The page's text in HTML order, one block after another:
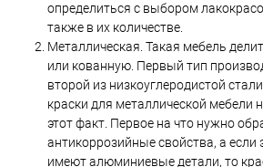
определиться с выбором
также в их количестве.
Металлическая. Такая мебель
или кованную. Первый тип
второй из низкоуглеродистой
краски для металлической мебели
этот факт. Первое на что нужно
антикоррозийные свойства, а
имеют алюминиевые детали, то